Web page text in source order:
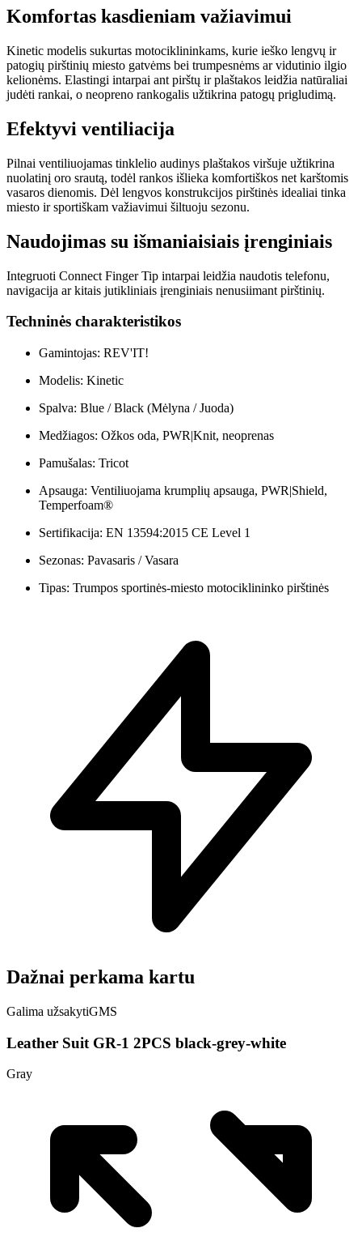
Komfortas kasdieniam važiavimui
Kinetic modelis sukurtas motociklininkams, kurie ieško lengvų ir
patogių pirštinių miesto gatvėms bei trumpesnėms ar vidutinio ilgio
kelionėms. Elastingi intarpai ant pirštų ir plaštakos leidžia natūraliai
judėti rankai, o neopreno rankogalis užtikrina patogų prigludimą.
Efektyvi ventiliacija
Pilnai ventiliuojamas tinklelio audinys plaštakos viršuje užtikrina
nuolatinį oro srautą, todėl rankos išlieka komfortiškos net karštomis
vasaros dienomis. Dėl lengvos konstrukcijos pirštinės idealiai tinka
miesto ir sportiškam važiavimui šiltuoju sezonu.
Naudojimas su išmaniaisiais įrenginiais
Integruoti Connect Finger Tip intarpai leidžia naudotis telefonu,
navigacija ar kitais jutikliniais įrenginiais nenusiimant pirštinių.
Techninės charakteristikos
Gamintojas: REV'IT!
Modelis: Kinetic
Spalva: Blue / Black (Mėlyna / Juoda)
Medžiagos: Ožkos oda, PWR|Knit, neoprenas
Pamušalas: Tricot
Apsauga: Ventiliuojama krumplių apsauga, PWR|Shield,
Temperfoam®
Sertifikacija: EN 13594:2015 CE Level 1
Sezonas: Pavasaris / Vasara
Tipas: Trumpos sportinės-miesto motociklininko pirštinės
Dažnai perkama kartu
Galima užsakytiGMS
Leather Suit GR-1 2PCS black-grey-white
Gray